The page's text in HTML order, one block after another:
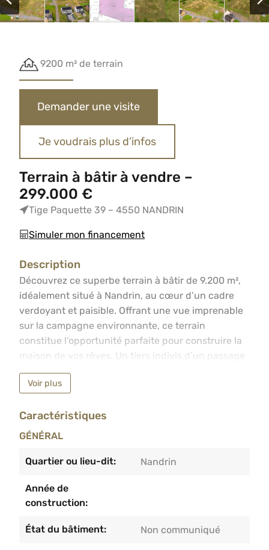
9200 m² de terrain
Demander une visite
Je voudrais plus d’infos
Terrain à bâtir à vendre –
299.000 €
Tige Paquette 39 – 4550 NANDRIN
Simuler mon financement
Description
Découvrez ce superbe terrain à bâtir de 9.200 m²,
Découvrez ce superbe terrain à bâtir de 9.200 m²,
idéalement situé à Nandrin, au cœur d’un cadre
verdoyant et paisible. Offrant une vue imprenable
sur la campagne environnante, ce terrain
constitue l’opportunité parfaite pour construire la
maison de vos rêves. Un tiers indivis d’un passage
commun de 1.114m² est compris dans la vente.Faire
offre à partir de 299.000€ sous réserve de
d’informations au 04/233.55.55.
Voir plus
Caractéristiques
GÉNÉRAL
Quartier ou lieu-dit: Nandrin
Année de
construction:
État du bâtiment: Non communiqué